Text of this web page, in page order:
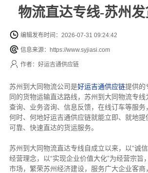
物流直达专线-苏州发
编辑发布时间：2026-07-31 09:24:42
信息来源：https://www.syjiasi.com
作者：好运吉通供应链
苏州到大同物流公司是好运吉通供应链提供的
同的货物运输直达路线，苏州到大同物流专线
查询、业务咨询、信息反馈，在线订车等服
何时、何地好运吉通供应链就能立即、就地提
可靠、快速直达的货运服务。
苏州到大同物流直达专线自成立以来，以“诚
经营理念，以“实现企业价值大化”为经营宗旨
市场，繁荣苏州经济建设，服务广大企业客